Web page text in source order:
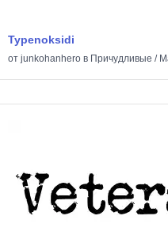
Typenoksidi
от junkohanhero в Причудливые /